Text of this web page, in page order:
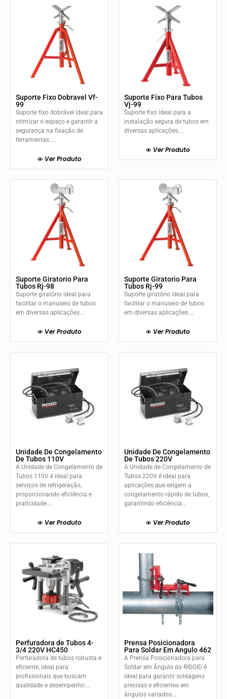
Suporte Fixo Dobravel Vf-
99
Suporte fixo dobrável ideal para
otimizar o espaço e garantir a
segurança na fixação de
ferramentas....
Ver Produto
Suporte Fixo Para Tubos
Vj-99
Suporte fixo ideal para a
instalação segura de tubos em
diversas aplicações....
Ver Produto
Suporte Giratorio Para
Tubos Rj-98
Suporte giratório ideal para
facilitar o manuseio de tubos
em diversas aplicações....
Ver Produto
Suporte Giratorio Para
Tubos Rj-99
Suporte giratório ideal para
facilitar o manuseio de tubos
em diversas aplicações....
Ver Produto
Unidade De Congelamento
De Tubos 110V
A Unidade de Congelamento de
Tubos 110V é ideal para
serviços de refrigeração,
proporcionando eficiência e
praticidade....
Ver Produto
Unidade De Congelamento
De Tubos 220V
A Unidade de Congelamento de
Tubos 220V é ideal para
aplicações que exigem a
congelamento rápido de tubos,
garantindo eficiência...
Ver Produto
Perfuradora de Tubos 4-
3/4 220V HC450
Perfuradora de tubos robusta e
eficiente, ideal para
profissionais que buscam
qualidade e desempenho....
Prensa Posicionadora
Para Soldar Em Angulo 462
A Prensa Posicionadora para
Soldar em Ângulo da RIDGID é
ideal para garantir soldagens
precisas e eficientes em
ângulos variados....